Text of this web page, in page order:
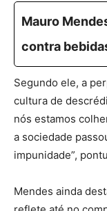
Mauro
contra
Segundo ele, a
cultura de
nós estamos
a sociedade
impunidade”,
Mendes ainda